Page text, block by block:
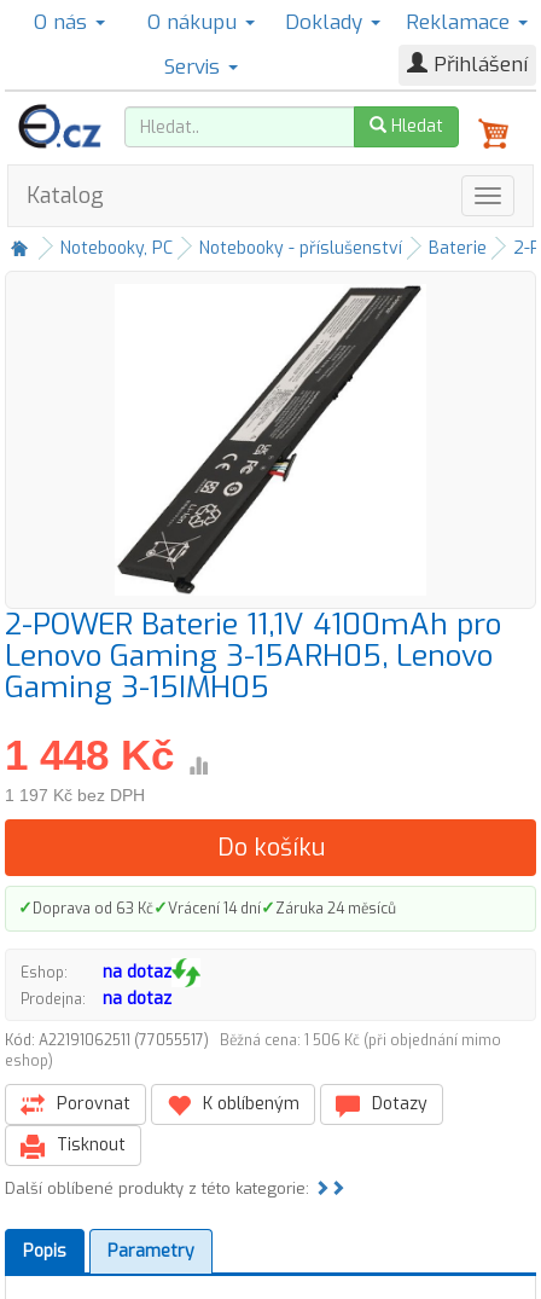
O nás O nákupu Doklady
Reklamace
Servis
Přihlášení
Hledat
Katalog
Notebooky, PC Notebooky - příslušenství Baterie 2-
2-POWER Baterie 11,1V 4100mAh pro
Lenovo Gaming 3-15ARH05, Lenovo
Gaming 3-15IMH05
1 448 Kč
1 197 Kč bez DPH
Do košíku
✓Doprava od 63 Kč✓Vrácení 14 dní✓Záruka 24 měsíců
Eshop: na dotaz
Prodejna: na dotaz
Kód: A22191062511 (77055517)
Běžná cena: 1 506 Kč (při objednání mimo
eshop)
Porovnat K oblíbeným
Dotazy
Tisknout
Další oblíbené produkty z této kategorie:
Popis Parametry